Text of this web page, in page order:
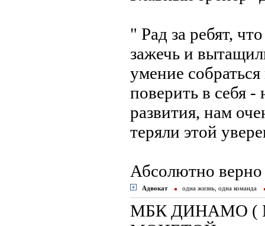
" Рад за ребят,
зажечь и
умение
поверить в себя
развития, нам
теряли этой
Абсолютно
Адвокат одна жизнь, одна команда
МБК ДИНАМО (